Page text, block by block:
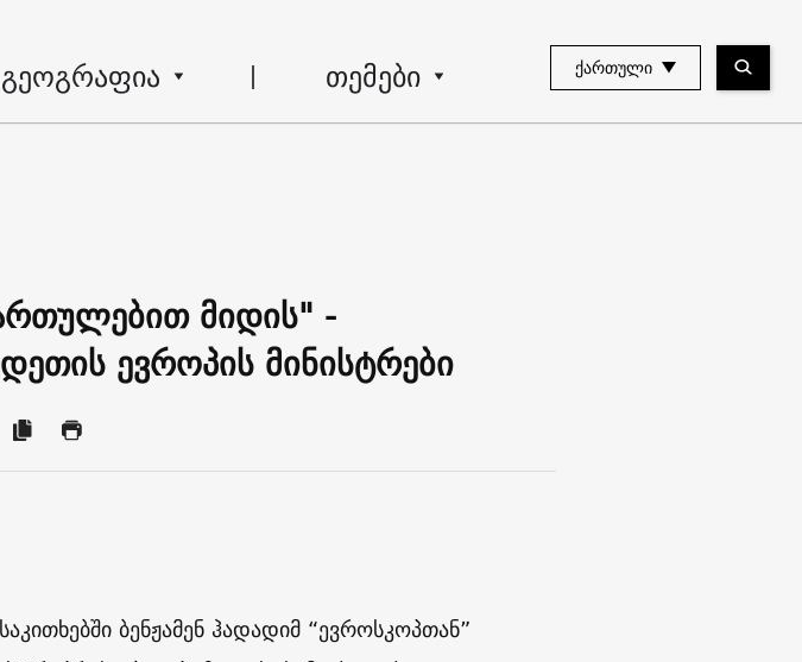
გეოგრაფია თემები ᲥᲐᲠᲗᲣᲚᲘ
მიდის" -
ევროპის მინისტრები
ბენჟამენ ჰადადიმ “ევროსკოპთან”